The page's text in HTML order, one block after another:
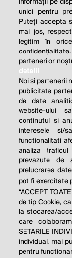
unici pentru
Puteți accepta
mai jos,
legitim în
partenerilor
detalii
Noi si partenerii
publicitate
de date
website-ului
continutul si
interesele
functionalitati
analiza
prevazute de
prelucrarea
pot fi exercitate
“ACCEPT
de tip Cookie,
la stocarea/
care
SETARILE
individual, mai
pentru